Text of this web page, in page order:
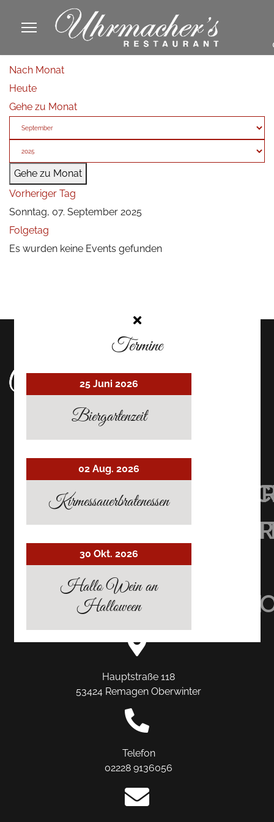
Nach Monat
Heute
Gehe zu Monat
Gehe zu Monat
Vorheriger Tag
Sonntag, 07. September 2025
Folgetag
Es wurden keine Events gefunden
UHRMACHER’S
RESTAURANT
AUF
TRIPADVISOR
AUF
INSTAGRAM
AUF
Hauptstraße 118
53424 Remagen Oberwinter
Telefon
02228 9136056
Termine
25 Juni 2026
Biergartenzeit
02 Aug. 2026
Kirmessauerbratenessen
30 Okt. 2026
Hallo Wein an
Halloween